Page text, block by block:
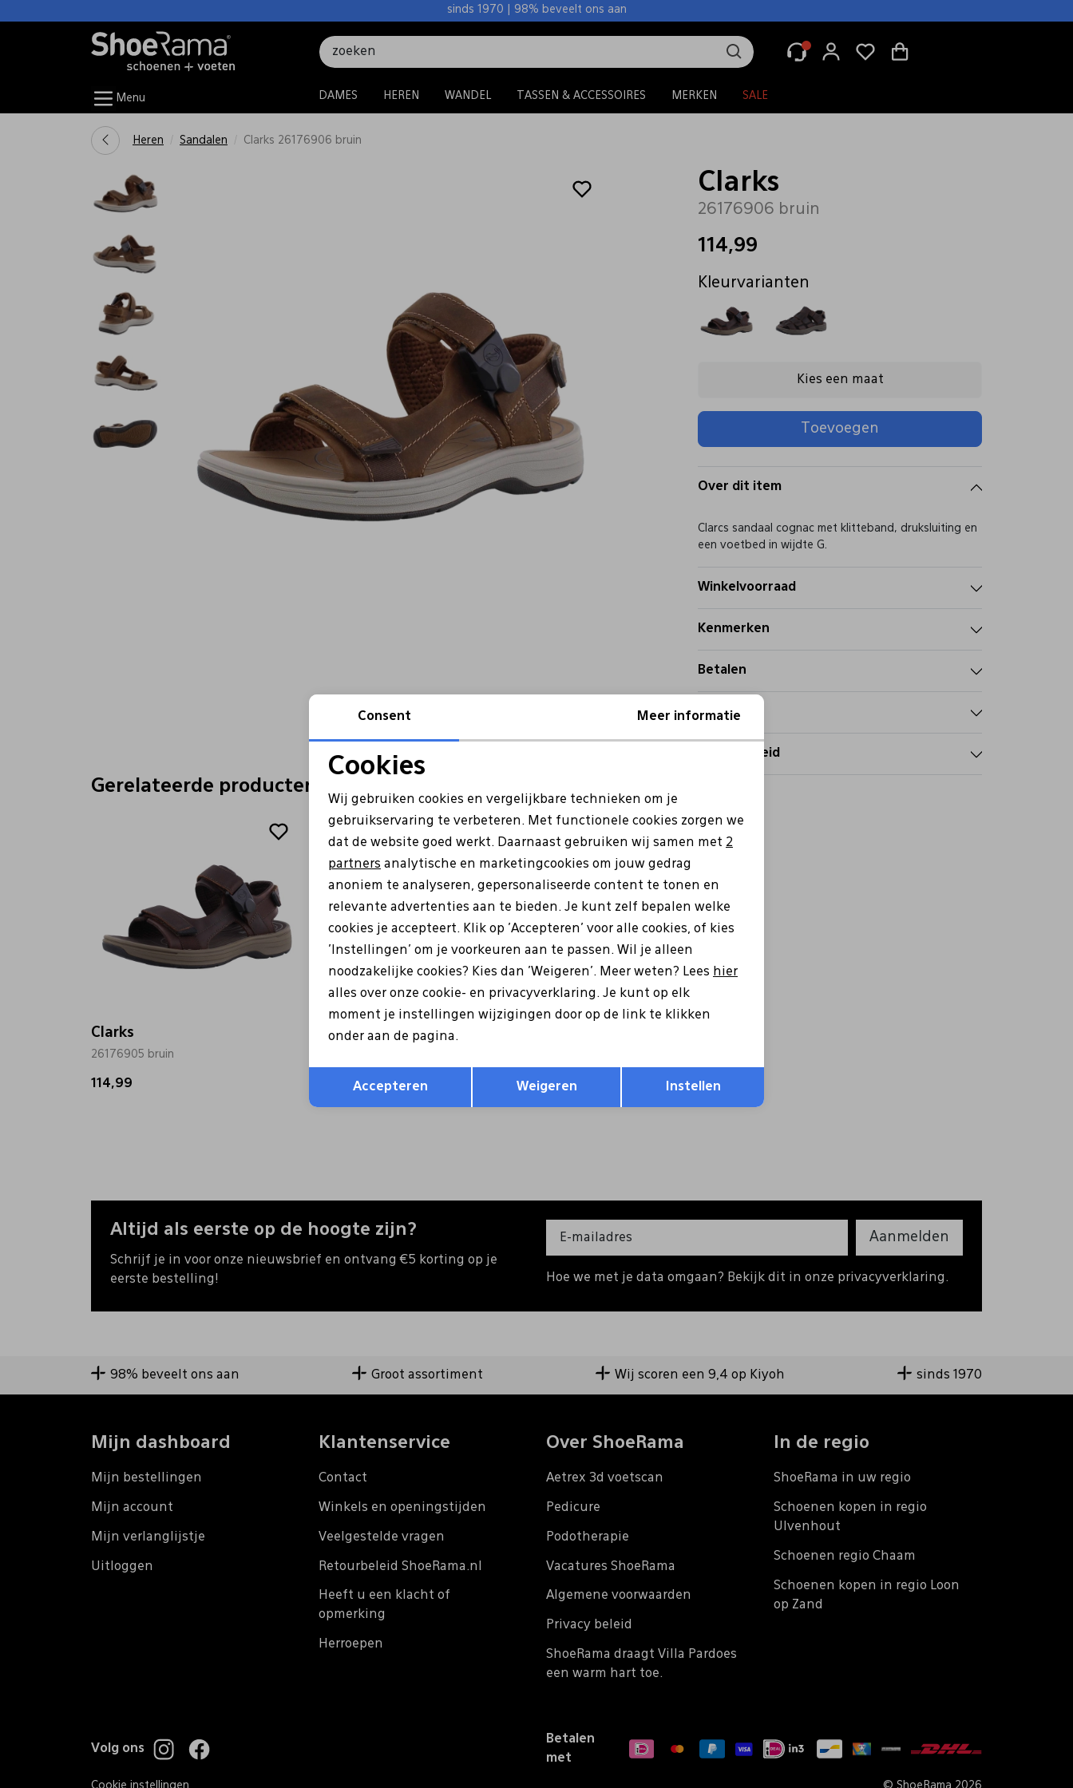
sinds 1970 | 98% beveelt ons aan
Menu DAMES HEREN WANDEL TASSEN & ACCESSOIRES MERKEN SALE
Heren Sandalen Clarks 26176906 bruin
Clarks
26176906 bruin
114,99
Kleurvarianten
Kies een maat
Toevoegen
Over dit item
Clarcs sandaal cognac met klitteband, druksluiting en
een voetbed in wijdte G.
Winkelvoorraad
Kenmerken
Betalen
Bezorgen
Retourbeleid
Gerelateerde producten
Clarks
26176905 bruin
114,99
Clarks
114,99
Altijd als eerste op de hoogte zijn?
Schrijf je in voor onze nieuwsbrief en ontvang €5 korting op je
eerste bestelling!
Aanmelden
Hoe we met je data omgaan? Bekijk dit in onze privacyverklaring.
98% beveelt ons aan Groot assortiment Wij scoren een 9,4 op Kiyoh sinds 1970
Mijn dashboard
Mijn bestellingen
Mijn account
Mijn verlanglijstje
Uitloggen
Klantenservice
Contact
Winkels en openingstijden
Veelgestelde vragen
Retourbeleid ShoeRama.nl
Heeft u een klacht of
opmerking
Herroepen
Over ShoeRama
Aetrex 3d voetscan
Pedicure
Podotherapie
Vacatures ShoeRama
Algemene voorwaarden
Privacy beleid
ShoeRama draagt Villa Pardoes
een warm hart toe.
In de regio
ShoeRama in uw regio
Schoenen kopen in regio
Ulvenhout
Schoenen regio Chaam
Schoenen kopen in regio Loon
op Zand
Volg ons
Betalen
met
Noodzakelijke cookies
Analytische cookies Marketing cookies
Terug Opslaan
Consent Meer informatie
Cookies
Wij gebruiken cookies en vergelijkbare technieken om je
gebruikservaring te verbeteren. Met functionele cookies zorgen we
dat de website goed werkt. Daarnaast gebruiken wij samen met 2
partners analytische en marketingcookies om jouw gedrag
anoniem te analyseren, gepersonaliseerde content te tonen en
relevante advertenties aan te bieden. Je kunt zelf bepalen welke
cookies je accepteert. Klik op 'Accepteren' voor alle cookies, of kies
'Instellingen' om je voorkeuren aan te passen. Wil je alleen
noodzakelijke cookies? Kies dan 'Weigeren'. Meer weten? Lees hier
alles over onze cookie- en privacyverklaring. Je kunt op elk
moment je instellingen wijzigingen door op de link te klikken
onder aan de pagina.
Accepteren Weigeren Instellen